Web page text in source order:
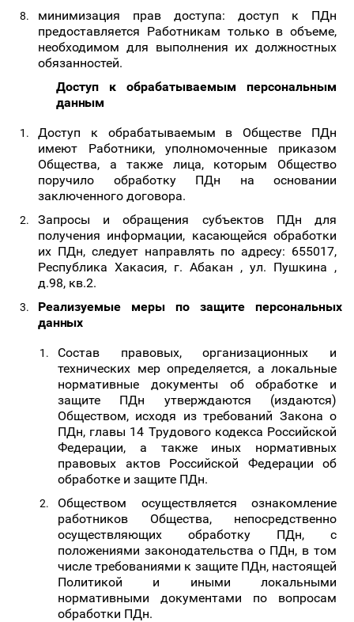
минимизация прав доступа: доступ к ПДн
предоставляется Работникам только в объеме,
необходимом для выполнения их должностных
обязанностей.
Доступ
к обрабатываемым
персональным
данным
Доступ к обрабатываемым в Обществе ПДн
имеют Работники, уполномоченные приказом
Общества, а также лица, которым Общество
поручило обработку ПДн на основании
заключенного договора.
Запросы и обращения субъектов ПДн для
получения информации, касающейся обработки
их ПДн, следует направлять по адресу: 655017,
Республика Хакасия, г. Абакан , ул. Пушкина ,
д.98, кв.2.
Реализуемые
меры по защите
персональных
данных
Состав правовых, организационных и
технических мер определяется, а локальные
нормативные документы об обработке и
защите ПДн утверждаются (издаются)
Обществом, исходя из требований Закона о
ПДн, главы 14 Трудового кодекса Российской
Федерации, а также иных нормативных
правовых актов Российской Федерации об
обработке и защите ПДн.
Обществом осуществляется ознакомление
работников Общества, непосредственно
осуществляющих обработку ПДн, с
положениями законодательства о ПДн, в том
числе требованиями к защите ПДн, настоящей
Политикой и иными локальными
нормативными документами по вопросам
обработки ПДн.